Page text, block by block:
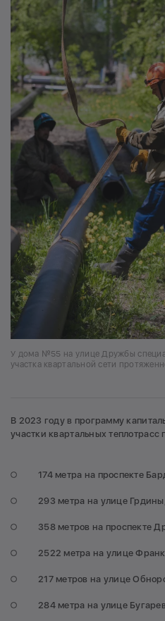
У дома №55 на улице Дружбы
участка квартальной сети
В 2023 году в программу
участки квартальных теплотрасс
174 метра на проспекте
293 метра на улице
358 метров на проспекте
2522 метра на улице
217 метров на улице
284 метра на улице